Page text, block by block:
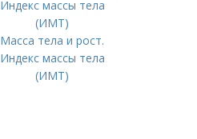
Масса тела и рост.
Индекс массы тела
(ИМТ)